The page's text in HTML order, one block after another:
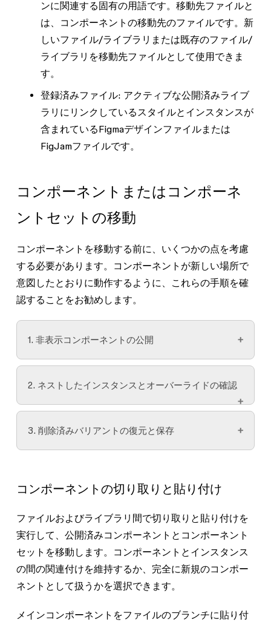
ンに関連する固有の用語です。移動先ファイルと
は、コンポーネントの移動先のファイルです。新
しいファイル/ライブラリまたは既存のファイル/
ライブラリを移動先ファイルとして使用できま
す。
登録済みファイル: アクティブな公開済みライブ
ラリにリンクしているスタイルとインスタンスが
含まれているFigmaデザインファイルまたは
FigJamファイルです。
コンポーネントまたはコンポーネ
ントセットの移動
コンポーネントを移動する前に、いくつかの点を考慮
する必要があります。コンポーネントが新しい場所で
意図したとおりに動作するように、これらの手順を確
認することをお勧めします。
1. 非表示コンポーネントの公開
いないコンポーネントです。非表示コンポーネン
トはファイル間で移動できません。
非表示コンポーネントのネストしたインスタンス
を使用するコンポーネントがある場合、別のファ
する必要があります。非表示コンポーネントを移
ネントを再び非表示にできます。
プロセス全体は次のようになります。
非表示のコンポーネントをライブラリに公
コンポーネントを切り取って移動先ファイ
2. ネストしたインスタンスとオーバーライドの確認
ーネントがある場合、メインコンポーネントがあ
る場所を考慮する必要があります。これは特に、
ている場合に重要です。
メインコンポーネントが同じファイル内にある場
合は、コンポーネントをまとめて移動して公開す
ることをお勧めします。ネストしたインスタンス
のメインコンポーネントが非表示の場合は、最初
にメインコンポーネントを公開する必要がありま
3. 削除済みバリアントの復元と保存
間でコンポーネントを切り取って貼り付ける必要
があります。切り取りと貼り付けの実行時に存在
していたバリアントだけがコピーされます。
動元ファイルでこのバリアントを復元する必要が
ファイルが存在している限り、コンポーネントセ
コンポーネントの切り取りと貼り付け
ファイルおよびライブラリ間で切り取りと貼り付けを
実行して、 公開済みコンポーネント とコンポーネント
セットを移動します。コンポーネントとインスタンス
の間の関連付けを維持するか、完全に新規のコンポー
ネントとして扱うかを選択できます。
メインコンポーネントをファイルのブランチに貼り付